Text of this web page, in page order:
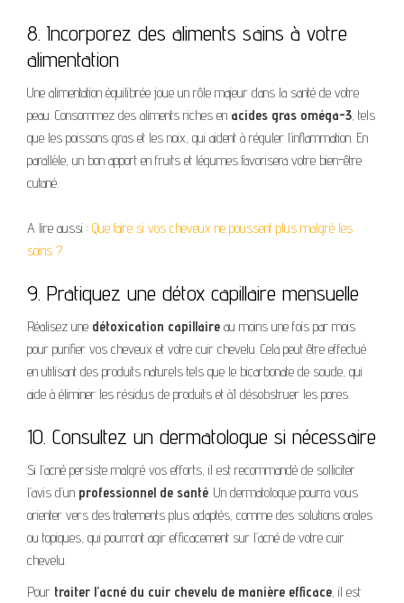
8. Incorporez des aliments sains à votre
alimentation
Une alimentation équilibrée joue un rôle majeur dans la santé de votre
peau. Consommez des aliments riches en acides gras oméga-3, tels
que les poissons gras et les noix, qui aident à réguler l’inflammation. En
parallèle, un bon apport en fruits et légumes favorisera votre bien-être
cutané.
A lire aussi : Que faire si vos cheveux ne poussent plus malgré les
soins ?
9. Pratiquez une détox capillaire mensuelle
Réalisez une détoxication capillaire au moins une fois par mois
pour purifier vos cheveux et votre cuir chevelu. Cela peut être effectué
en utilisant des produits naturels tels que le bicarbonate de soude, qui
aide à éliminer les résidus de produits et à1 désobstruer les pores.
10. Consultez un dermatologue si nécessaire
Si l’acné persiste malgré vos efforts, il est recommandé de solliciter
l’avis d’un professionnel de santé. Un dermatologue pourra vous
orienter vers des traitements plus adaptés, comme des solutions orales
ou topiques, qui pourront agir efficacement sur l’acné de votre cuir
chevelu.
Pour traiter l’acné du cuir chevelu de manière efficace, il est